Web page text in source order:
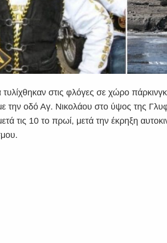
τυλίχθηκαν στις φλόγες σε χώρο
την οδό Αγ. Νικολάου στο ύψος της
τις 10 το πρωί, μετά την έκρηξη